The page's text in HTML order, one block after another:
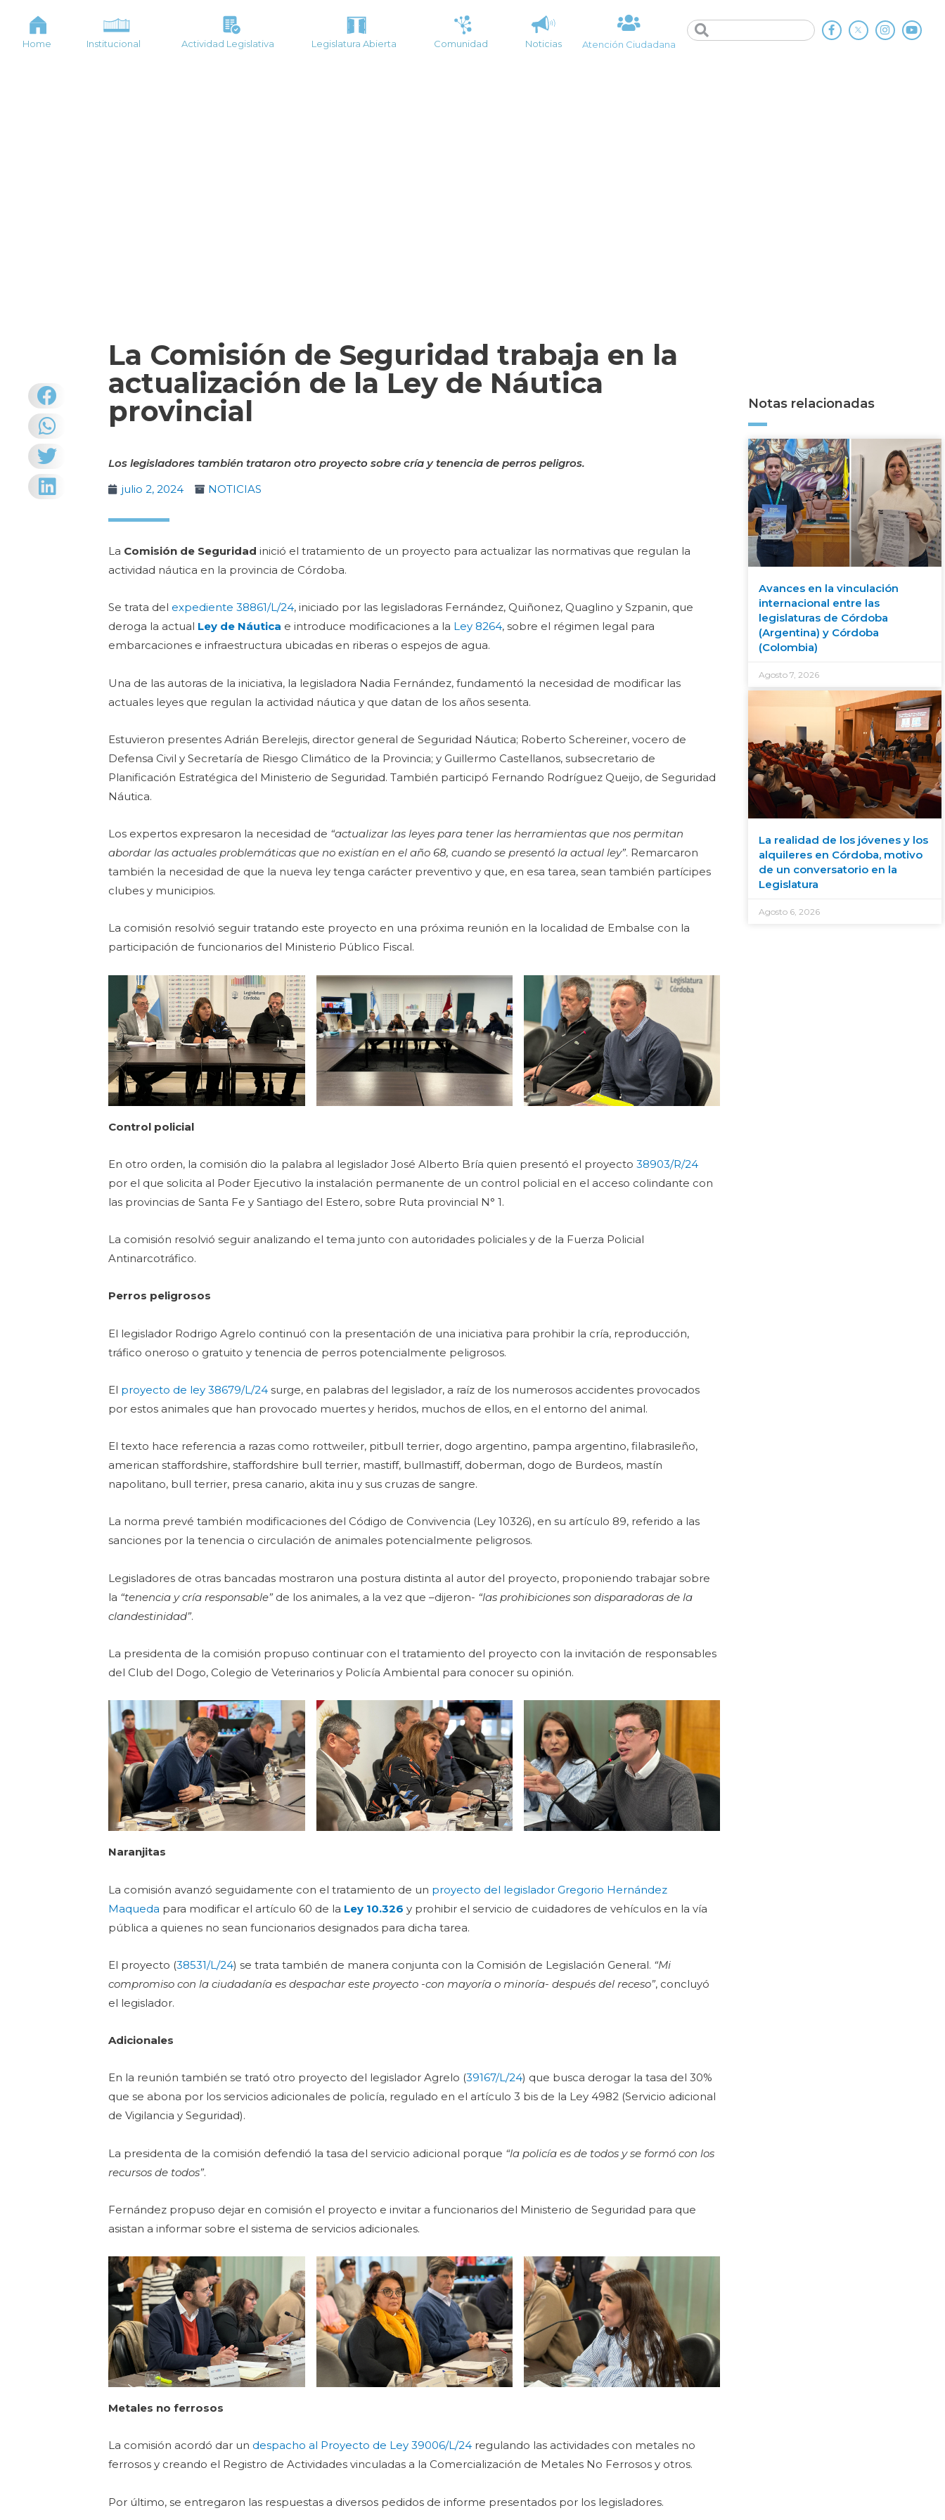
Home Institucional Actividad Legislativa Legislatura Abierta Comunidad Noticias Atención Ciudadana
La Comisión de Seguridad trabaja en la
actualización de la Ley de Náutica
provincial
Los legisladores también trataron otro proyecto sobre cría y tenencia de perros peligros.
julio 2, 2024
NOTICIAS
La Comisión de Seguridadinició el tratamiento de un proyecto para actualizar las normativas que regulan la
actividad náutica en la provincia de Córdoba.
Se trata del expediente 38861/L/24, iniciado por las legisladoras Fernández, Quiñonez, Quaglino y Szpanin, que
deroga la actual Ley de Náutica e introduce modificaciones a la Ley 8264, sobre el régimen legal para
embarcaciones e infraestructura ubicadas en riberas o espejos de agua.
Una de las autoras de la iniciativa, la legisladora Nadia Fernández, fundamentó la necesidad de modificar las
actuales leyes que regulan la actividad náutica y que datan de los años sesenta.
Estuvieron presentes Adrián Berelejis, director general de Seguridad Náutica; Roberto Schereiner, vocero de
Defensa Civil y Secretaría de Riesgo Climático de la Provincia; y Guillermo Castellanos, subsecretario de
Planificación Estratégica del Ministerio de Seguridad. También participó Fernando Rodríguez Queijo, de Seguridad
Náutica.
Los expertos expresaron la necesidad de “actualizar las leyes para tener las herramientas que nos permitan
abordar las actuales problemáticas que no existían en el año 68, cuando se presentó la actual ley”. Remarcaron
también la necesidad de que la nueva ley tenga carácter preventivo y que, en esa tarea, sean también partícipes
clubes y municipios.
La comisión resolvió seguir tratando este proyecto en una próxima reunión en la localidad de Embalse con la
participación de funcionarios del Ministerio Público Fiscal.
Control policial
En otro orden, la comisión dio la palabra al legislador José Alberto Bría quien presentó el proyecto38903/R/24
por el que solicita al Poder Ejecutivo la instalación permanente de un control policial en el acceso colindante con
las provincias de Santa Fe y Santiago del Estero, sobre Ruta provincial N° 1.
La comisión resolvió seguir analizando el tema junto con autoridades policiales y de la Fuerza Policial
Antinarcotráfico.
Perros peligrosos
El legislador Rodrigo Agrelo continuó con la presentación de una iniciativa para prohibir la cría, reproducción,
tráfico oneroso o gratuito y tenencia de perros potencialmente peligrosos.
El proyecto de ley 38679/L/24 surge, en palabras del legislador, a raíz de los numerosos accidentes provocados
por estos animales que han provocado muertes y heridos, muchos de ellos, en el entorno del animal.
El texto hace referencia a razas como rottweiler, pitbull terrier, dogo argentino, pampa argentino, filabrasileño,
american staffordshire, staffordshire bull terrier, mastiff, bullmastiff, doberman, dogo de Burdeos, mastín
napolitano, bull terrier, presa canario, akita inu y sus cruzas de sangre.
La norma prevé también modificaciones del Código de Convivencia (Ley 10326), en su artículo 89, referido a las
sanciones por la tenencia o circulación de animales potencialmente peligrosos.
Legisladores de otras bancadas mostraron una postura distinta al autor del proyecto, proponiendo trabajar sobre
la “tenencia y cría responsable” de los animales, a la vez que –dijeron- “las prohibiciones son disparadoras de la
clandestinidad”.
La presidenta de la comisión propuso continuar con el tratamiento del proyecto con la invitación de responsables
del Club del Dogo, Colegio de Veterinarios y Policía Ambiental para conocer su opinión.
Naranjitas
La comisión avanzó seguidamente con el tratamiento de un proyecto del legislador Gregorio Hernández
Maqueda para modificar el artículo 60 de la Ley 10.326 y prohibir el servicio de cuidadores de vehículos en la vía
pública a quienes no sean funcionarios designados para dicha tarea.
El proyecto (38531/L/24) se trata también de manera conjunta con la Comisión de Legislación General. “Mi
compromiso con la ciudadanía es despachar este proyecto -con mayoría o minoría- después del receso”, concluyó
el legislador.
Adicionales
En la reunión también se trató otro proyecto del legislador Agrelo (39167/L/24) que busca derogar la tasa del 30%
que se abona por los servicios adicionales de policía, regulado en el artículo 3 bis de la Ley 4982 (Servicio adicional
de Vigilancia y Seguridad).
La presidenta de la comisión defendió la tasa del servicio adicional porque “la policía es de todos y se formó con los
recursos de todos”.
Fernández propuso dejar en comisión el proyecto e invitar a funcionarios del Ministerio de Seguridad para que
asistan a informar sobre el sistema de servicios adicionales.
Metales no ferrosos
La comisión acordó dar un despacho al Proyecto de Ley 39006/L/24 regulando las actividades con metales no
ferrosos y creando el Registro de Actividades vinculadas a la Comercialización de Metales No Ferrosos y otros.
Por último, se entregaron las respuestas a diversos pedidos de informe presentados por los legisladores.
Notas relacionadas
Avances en la vinculación
internacional entre las
legislaturas de Córdoba
(Argentina) y Córdoba
(Colombia)
Agosto 7, 2026
La realidad de los jóvenes y los
alquileres en Córdoba, motivo
de un conversatorio en la
Legislatura
Agosto 6, 2026